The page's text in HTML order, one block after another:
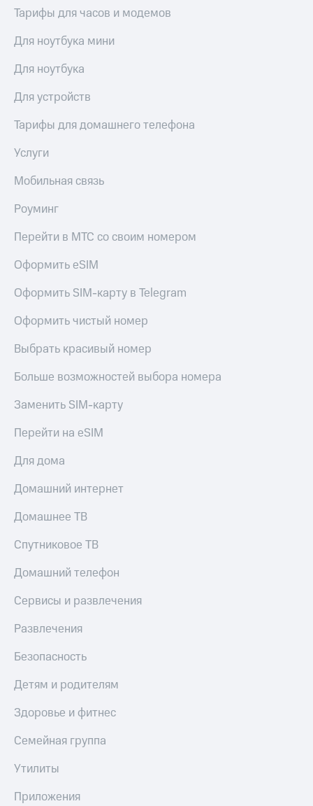
Тарифы для часов и модемов
Для ноутбука мини
Для ноутбука
Для устройств
Тарифы для домашнего телефона
Услуги
Мобильная связь
Роуминг
Перейти в МТС со своим номером
Оформить eSIM
Оформить SIM-карту в Telegram
Оформить чистый номер
Выбрать красивый номер
Больше возможностей выбора номера
Заменить SIM-карту
Перейти на eSIM
Для дома
Домашний интернет
Домашнее ТВ
Спутниковое ТВ
Домашний телефон
Сервисы и развлечения
Развлечения
Безопасность
Детям и родителям
Здоровье и фитнес
Семейная группа
Утилиты
Приложения